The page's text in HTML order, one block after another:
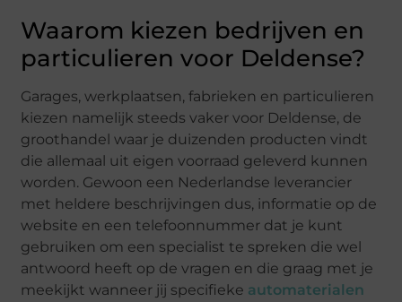
Waarom kiezen bedrijven en
particulieren voor Deldense?
Garages, werkplaatsen, fabrieken en particulieren
kiezen namelijk steeds vaker voor Deldense, de
groothandel waar je duizenden producten vindt
die allemaal uit eigen voorraad geleverd kunnen
worden. Gewoon een Nederlandse leverancier
met heldere beschrijvingen dus, informatie op de
website en een telefoonnummer dat je kunt
gebruiken om een specialist te spreken die wel
antwoord heeft op de vragen en die graag met je
meekijkt wanneer jij specifieke automaterialen